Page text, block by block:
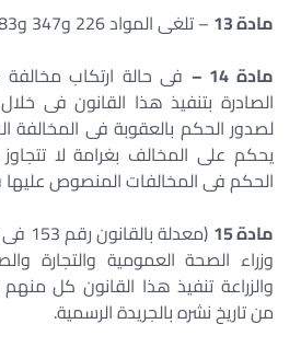
مادة 13
– تلغى المواد 226 و347 و383 من قانون العقوبات.
مادة 14 –
فى حالة ارتكاب مخالفة
الصادرة بتنفيذ هذا القانون فى خلال
لصدور الحكم بالعقوبة فى المخالفة
يحكم على المخالف بغرامة لا
الحكم فى المخالفات المنصوص عليها
مادة 15
وزراء الصحة العمومية والتجارة
والزراعة تنفيذ هذا القانون كل
من تاريخ نشره بالجريدة الرسمية.